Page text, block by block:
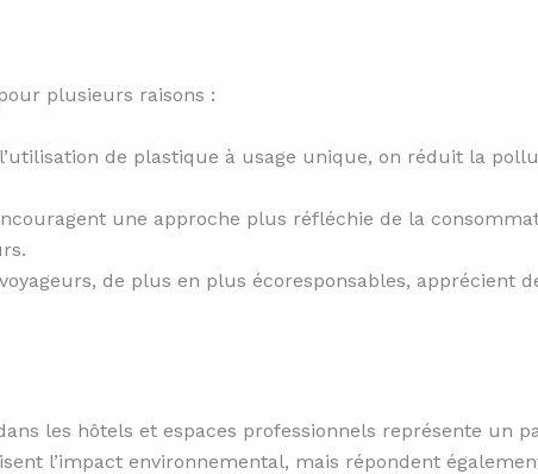
plusieurs raisons :
de plastique à usage unique, on réduit la
une approche plus réfléchie de la
de plus en plus écoresponsables, apprécient
les hôtels et espaces professionnels représente un
l’impact environnemental, mais répondent